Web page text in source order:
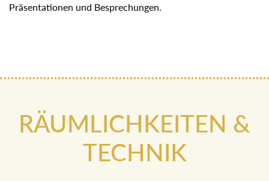
TECHNIK
Unsere Hauseigenen Räumlichkeiten sowie die Räume im